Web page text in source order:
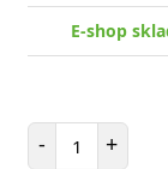
E-shop
- Počet
+